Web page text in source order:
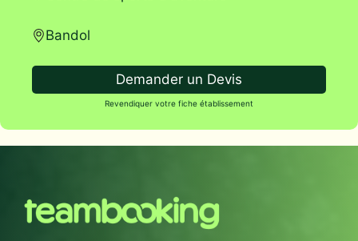
Bandol
Demander un Devis
Revendiquer votre fiche établissement